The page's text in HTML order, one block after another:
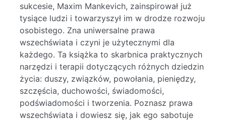
sukcesie, Maxim Mankevich, zainspirował już
tysiące ludzi i towarzyszył im w drodze rozwoju
osobistego. Zna uniwersalne prawa
wszechświata i czyni je użytecznymi dla
każdego. Ta książka to skarbnica praktycznych
narzędzi i terapii dotyczących różnych dziedzin
życia: duszy, związków, powołania, pieniędzy,
szczęścia, duchowości, świadomości,
podświadomości i tworzenia. Poznasz prawa
wszechświata i dowiesz się, jak ego sabotuje